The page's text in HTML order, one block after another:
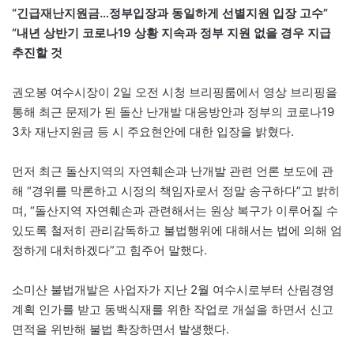
“긴급재난지원금…정부입장과 동일하게 선별지원 입장 고수”
“내년 상반기 코로나19 상황 지속과 정부 지원 없을 경우 지급
추진할 것
권오봉 여수시장이 2일 오전 시청 브리핑룸에서 영상 브리핑을
통해 최근 문제가 된 돌산 난개발 대응방안과 정부의 코로나19
3차 재난지원금 등 시 주요현안에 대한 입장을 밝혔다.
먼저 최근 돌산지역의 자연훼손과 난개발 관련 언론 보도에 관
해 “경위를 막론하고 시정의 책임자로서 정말 송구하다”고 밝히
며, “돌산지역 자연훼손과 관련해서는 원상 복구가 이루어질 수
있도록 철저히 관리감독하고 불법행위에 대해서는 법에 의해 엄
정하게 대처하겠다”고 힘주어 말했다.
소미산 불법개발은 사업자가 지난 2월 여수시로부터 산림경영
계획 인가를 받고 동백식재를 위한 작업로 개설을 하면서 신고
면적을 위반해 불법 확장하면서 발생했다.